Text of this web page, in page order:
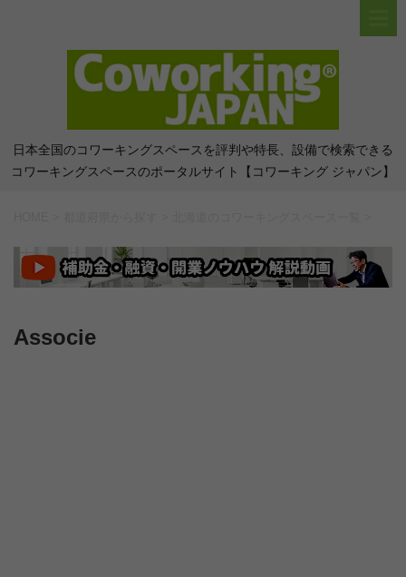
日本全国のコワーキングスペースを評判や特長、設備で検索できる
コワーキングスペースのポータルサイト【コワーキング ジャパン】
Associe